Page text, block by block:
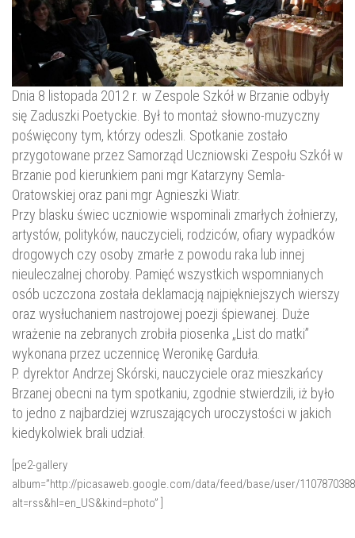
Dnia 8 listopada 2012 r. w Zespole Szkół w Brzanie odbyły
się Zaduszki Poetyckie. Był to montaż słowno-muzyczny
poświęcony tym, którzy odeszli. Spotkanie zostało
przygotowane przez Samorząd Uczniowski Zespołu Szkół w
Brzanie pod kierunkiem pani mgr Katarzyny Semla-
Oratowskiej oraz pani mgr Agnieszki Wiatr.
Przy blasku świec uczniowie wspominali zmarłych żołnierzy,
artystów, polityków, nauczycieli, rodziców, ofiary wypadków
drogowych czy osoby zmarłe z powodu raka lub innej
nieuleczalnej choroby. Pamięć wszystkich wspomnianych
osób uczczona została deklamacją najpiękniejszych wierszy
oraz wysłuchaniem nastrojowej poezji śpiewanej. Duże
wrażenie na zebranych zrobiła piosenka „List do matki”
wykonana przez uczennicę Weronikę Garduła.
P. dyrektor Andrzej Skórski, nauczyciele oraz mieszkańcy
Brzanej obecni na tym spotkaniu, zgodnie stwierdzili, iż było
to jedno z najbardziej wzruszających uroczystości w jakich
kiedykolwiek brali udział.
[pe2-gallery
album=”http://picasaweb.google.com/data/feed/base/user/
alt=rss&hl=en_US&kind=photo” ]